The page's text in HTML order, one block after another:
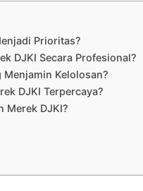
Prioritas?
DJKI Secara Profesional?
Menjamin Kelolosan?
DJKI Terpercaya?
Merek DJKI?